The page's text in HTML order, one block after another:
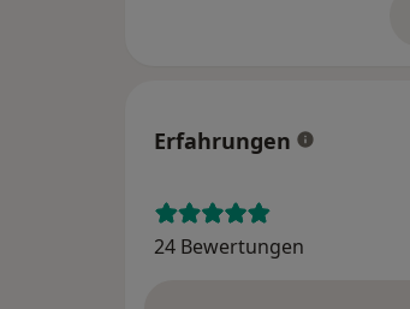
Erfahrungen
24 Bewertungen